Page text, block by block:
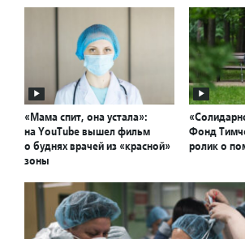
«Мама спит, она устала»:
на YouTube вышел фильм
о буднях врачей из «красной»
зоны
Фонд
ролик о